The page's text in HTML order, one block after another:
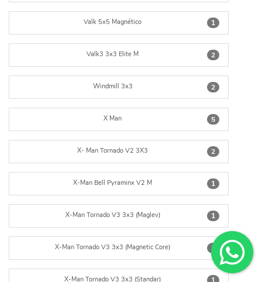
1
Valk 5x5 Magnético
2
Valk3 3x3 Elite M
2
Windmill 3x3
5
X Man
2
X- Man Tornado V2 3X3
1
X-Man Bell Pyraminx V2 M
1
X-Man Tornado V3 3x3 (Maglev)
1
X-Man Tornado V3 3x3 (Magnetic Core)
X-Man Tornado V3 3x3 (Standar)